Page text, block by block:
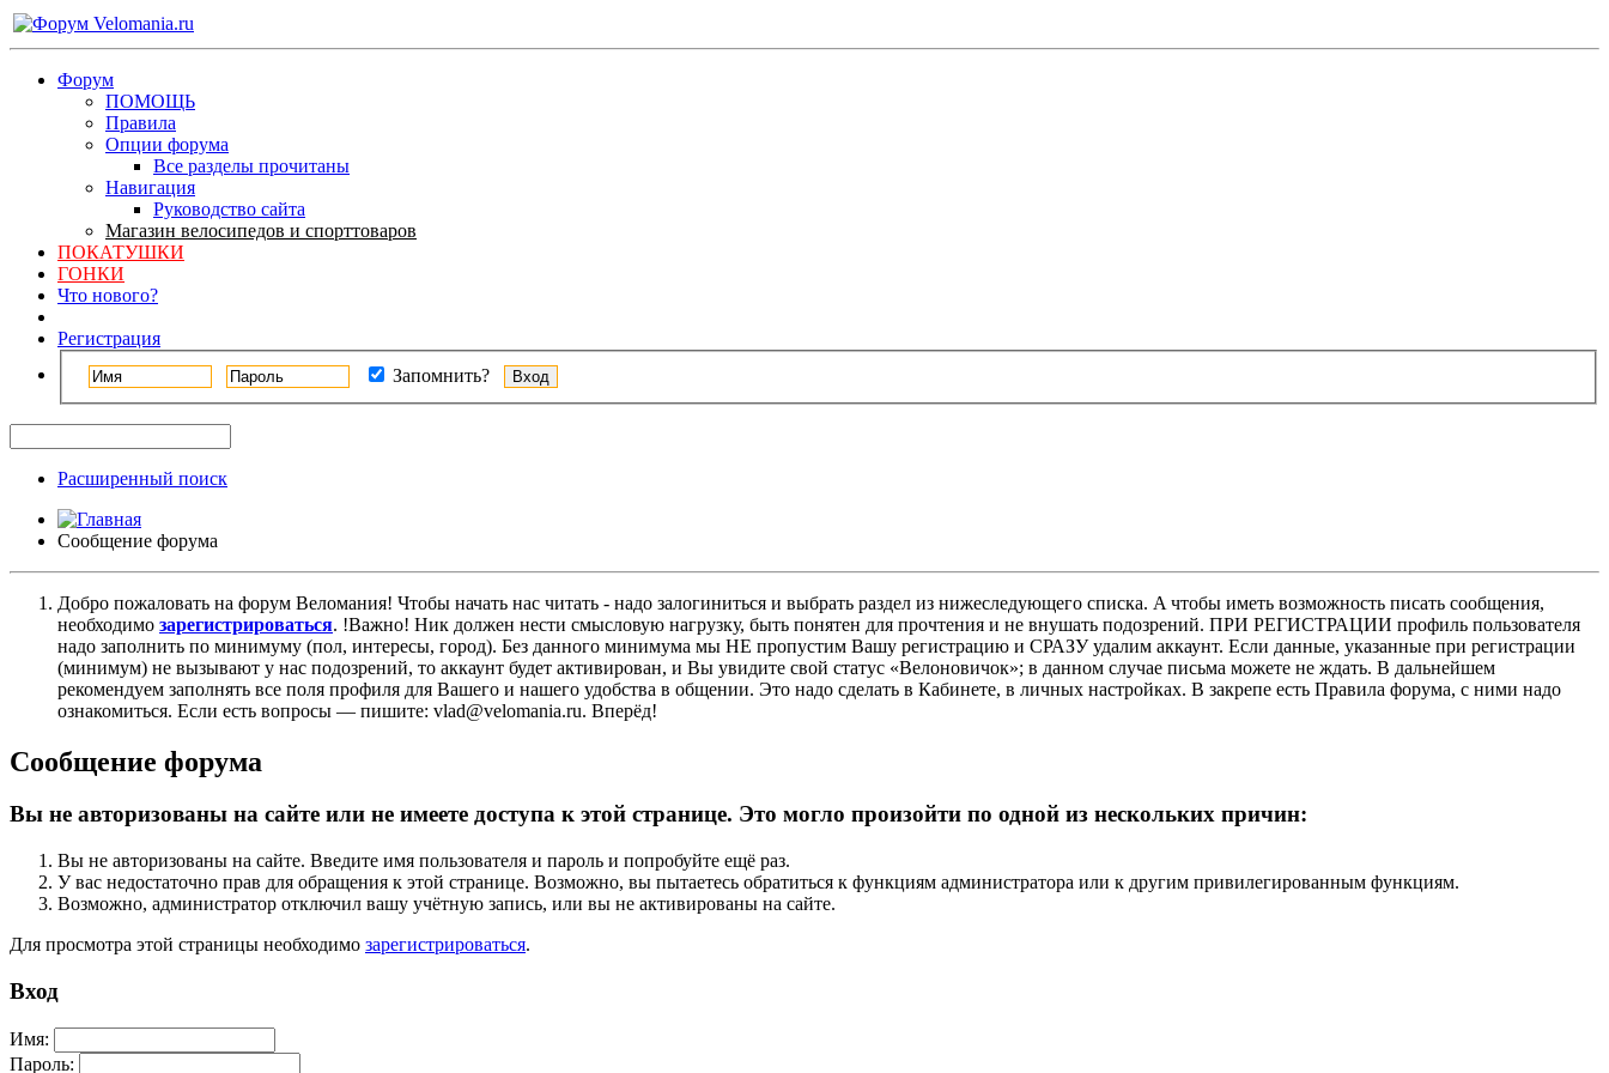
Форум
ПОМОЩЬ
Правила
Опции форума
Все разделы прочитаны
Навигация
Руководство сайта
Магазин велосипедов и спорттоваров
ПОКАТУШКИ
ГОНКИ
Что нового?
Регистрация
Запомнить?
Расширенный поиск
Сообщение форума
Добро пожаловать на форум Веломания! Чтобы начать нас читать - надо залогиниться и выбрать раздел из нижеследующего списка. A чтобы иметь возможность писать сообщения,
необходимо зарегистрироваться. !Важно! Ник должен нести смысловую нагрузку, быть понятен для прочтения и не внушать подозрений. ПРИ РЕГИСТРАЦИИ профиль пользователя
надо заполнить по минимуму (пол, интересы, город). Без данного минимума мы НЕ пропустим Вашу регистрацию и СРАЗУ удалим аккаунт. Если данные, указанные при регистрации
(минимум) не вызывают у нас подозрений, то аккаунт будет активирован, и Вы увидите свой статус «Велоновичок»; в данном случае письма можете не ждать. В дальнейшем
рекомендуем заполнять все поля профиля для Вашего и нашего удобства в общении. Это надо сделать в Кабинете, в личных настройках. В закрепе есть Правила форума, с ними надо
ознакомиться. Если есть вопросы — пишите: vlad@velomania.ru. Вперёд!
Сообщение форума
Вы не авторизованы на сайте или не имеете доступа к этой странице. Это могло произойти по одной из нескольких причин:
Вы не авторизованы на сайте. Введите имя пользователя и пароль и попробуйте ещё раз.
У вас недостаточно прав для обращения к этой странице. Возможно, вы пытаетесь обратиться к функциям администратора или к другим привилегированным функциям.
Возможно, администратор отключил вашу учётную запись, или вы не активированы на сайте.
Для просмотра этой страницы необходимо зарегистрироваться.
Вход
Имя:
Пароль: